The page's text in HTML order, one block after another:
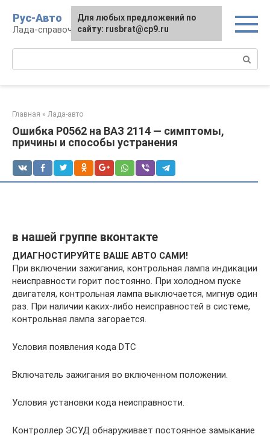
контенту
Рус-Авто
Лада-справочник
Главная » Лада-авто
Ошибка P0562 на ВАЗ 2114 — симптомы,
причины и способы устранения
в нашей группе вконтакте
ДИАГНОСТИРУЙТЕ ВАШЕ АВТО САМИ!
При включении зажигания, контрольная лампа индикации
неисправности горит постоянно. При холодном пуске
двигателя, контрольная лампа выключается, мигнув один
раз. При наличии каких-либо неисправностей в системе,
контрольная лампа загорается.
Условия появления кода DTC
Включатель зажигания во включенном положении.
Условия установки кода неисправности.
Контроллер ЭСУД обнаруживает постоянное замыкание
Для любых предложений по
сайту: rusbrat@cp9.ru